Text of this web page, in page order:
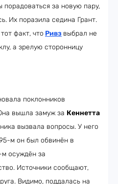
порадоваться за новую пару,
Их поразила седина Грант.
факт, что Ривз выбрал не
а зрелую сторонницу
поклонников
вышла замуж за Кеннетта
вызвала вопросы. У него
м он был обвинён в
осуждён за
Источники сообщают,
Видимо, поддалась на